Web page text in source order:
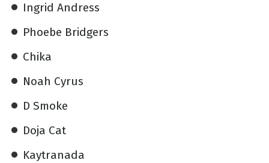
Ingrid Andress
Phoebe Bridgers
Chika
Noah Cyrus
D Smoke
Doja Cat
Kaytranada